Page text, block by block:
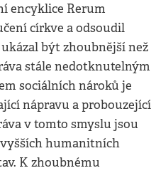
encyklice Rerum
církve a odsoudil
být zhoubnější než
stále nedotknutelným
sociálních nároků je
nápravu a probouzející
v tomto smyslu jsou
humanitních
K zhoubnému